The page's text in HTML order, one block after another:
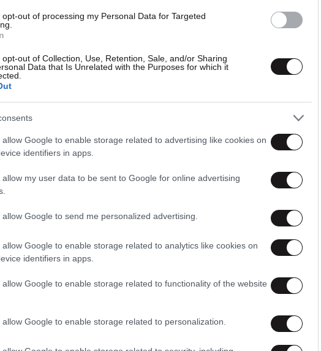
opt-out of processing my Personal Data for Targeted
opt-out of Collection, Use, Retention, Sale, and/or Sharing
Data that Is Unrelated with the Purposes for which it
allow Google to enable storage related to advertising like cookies on
identifiers in apps.
allow my user data to be sent to Google for online advertising
allow Google to send me personalized advertising.
allow Google to enable storage related to analytics like cookies on
identifiers in apps.
allow Google to enable storage related to functionality of the website
allow Google to enable storage related to personalization.
που η Ινδία θεωρεί ότι ανήκει σαφέστατα στη
ο πνευματικός ηγέτης του Θιβέτ τον
διέφυγε, μαζί με χιλιάδες Θιβετιανούς, από
που κατέστειλε μια εξέγερση στη